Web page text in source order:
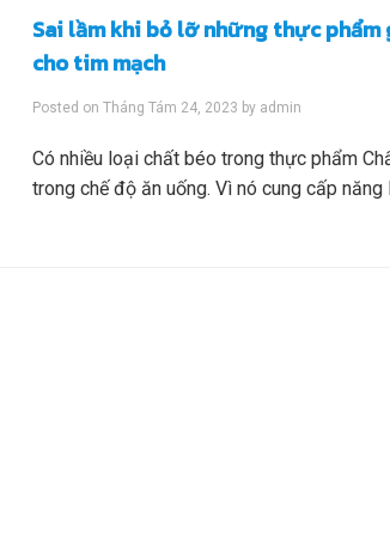
Sai lầm khi bỏ lỡ những thực
cho tim mạch
Posted onTháng Tám 24, 2023 by admin
Có nhiều loại chất béo trong thực phẩm
trong chế độ ăn uống. Vì nó cung cấp năng